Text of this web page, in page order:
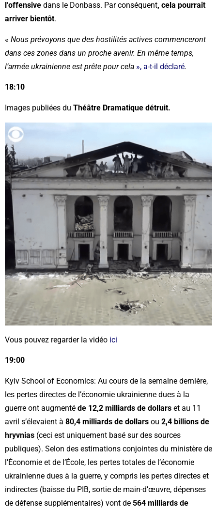
l’offensive dans le Donbass. Par conséquent, cela pourrait
arriver bientôt.
« Nous prévoyons que des hostilités actives commenceront
dans ces zones dans un proche avenir. En même temps,
l’armée ukrainienne est prête pour cela », a-t-il déclaré.
18:10
Images publiées du Théâtre Dramatique détruit.
Vous pouvez regarder la vidéo ici
19:00
Kyiv School of Economics: Au cours de la semaine dernière,
les pertes directes de l’économie ukrainienne dues à la
guerre ont augmenté de 12,2 milliards de dollars et au 11
avril s’élevaient à 80,4 milliards de dollars ou 2,4 billions de
hryvnias (ceci est uniquement basé sur des sources
publiques). Selon des estimations conjointes du ministère de
l’Économie et de l’École, les pertes totales de l’économie
ukrainienne dues à la guerre, y compris les pertes directes et
indirectes (baisse du PIB, sortie de main-d’œuvre, dépenses
de défense supplémentaires) vont de 564 milliards de